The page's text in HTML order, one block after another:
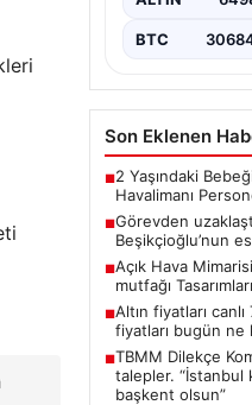
BTC
Son Eklenen
■2 Yaşındaki
Havalimanı
■Görevden
Beşikçioğlu’nun
■Açık Hava
mutfağı Tasarımları
■Altın fiyatları
fiyatları bugün ne
■TBMM Dilekçe
talepler. “İstanbul
başkent olsun”